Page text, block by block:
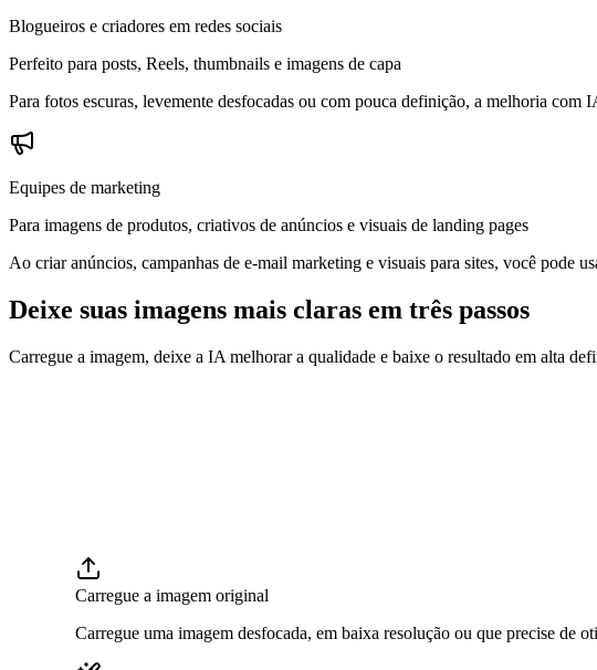
Blogueiros e criadores em redes sociais
Perfeito para posts, Reels, thumbnails e imagens de capa
Para fotos escuras, levemente desfocadas ou com pouca definição, a melhoria
Equipes de marketing
Para imagens de produtos, criativos de anúncios e visuais de landing pages
Ao criar anúncios, campanhas de e-mail marketing e visuais para sites, você pode
Deixe suas imagens mais claras em três passos
Carregue a imagem, deixe a IA melhorar a qualidade e baixe o resultado em alta
Carregue a imagem original
Carregue uma imagem desfocada, em baixa resolução ou que precise de